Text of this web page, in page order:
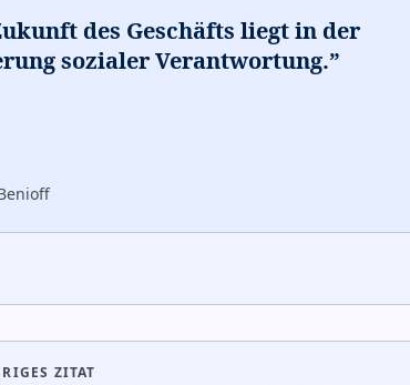
des Geschäfts liegt in der
sozialer Verantwortung.”
ZITAT